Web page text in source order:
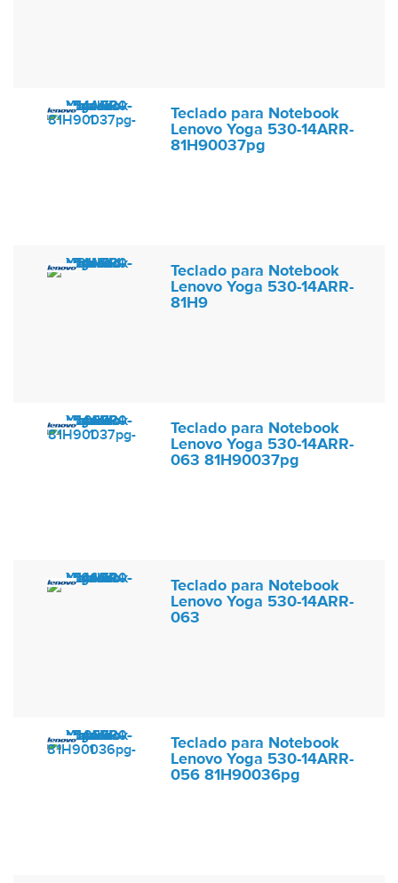
Teclado para Notebook
Lenovo Yoga 530-14ARR-
81H90037pg
Teclado para Notebook
Lenovo Yoga 530-14ARR-
81H9
Teclado para Notebook
Lenovo Yoga 530-14ARR-
063 81H90037pg
Teclado para Notebook
Lenovo Yoga 530-14ARR-
063
Teclado para Notebook
Lenovo Yoga 530-14ARR-
056 81H90036pg